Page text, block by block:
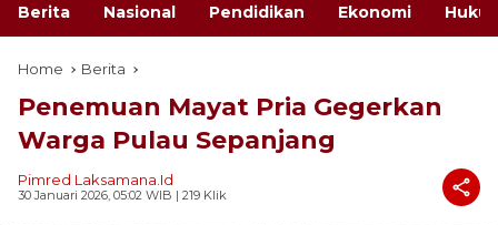
Berita Nasional Pendidikan Ekonomi
Home Berita
Penemuan Mayat Pria Gegerkan
Warga Pulau Sepanjang
Pimred Laksamana.id
30 Januari 2026, 05:02 WIB | 219 Klik